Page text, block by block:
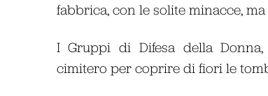
fabbrica, con le solite minacce,
I Gruppi di Difesa della Donna,
cimitero per coprire di fiori le